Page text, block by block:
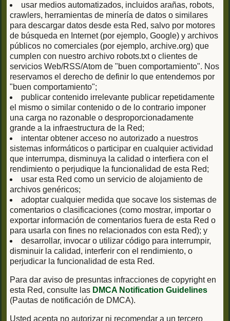
usar medios automatizados, incluidos arañas, robots,
crawlers, herramientas de minería de datos o similares
para descargar datos desde esta Red, salvo por motores
de búsqueda en Internet (por ejemplo, Google) y archivos
públicos no comerciales (por ejemplo, archive.org) que
cumplen con nuestro archivo robots.txt o clientes de
servicios Web/RSS/Atom de "buen comportamiento". Nos
reservamos el derecho de definir lo que entendemos por
"buen comportamiento";
publicar contenido irrelevante publicar repetidamente
el mismo o similar contenido o de lo contrario imponer
una carga no razonable o desproporcionadamente
grande a la infraestructura de la Red;
intentar obtener acceso no autorizado a nuestros
sistemas informáticos o participar en cualquier actividad
que interrumpa, disminuya la calidad o interfiera con el
rendimiento o perjudique la funcionalidad de esta Red;
usar esta Red como un servicio de alojamiento de
archivos genéricos;
adoptar cualquier medida que socave los sistemas de
comentarios o clasificaciones (como mostrar, importar o
exportar información de comentarios fuera de esta Red o
para usarla con fines no relacionados con esta Red); y
desarrollar, invocar o utilizar código para interrumpir,
disminuir la calidad, interferir con el rendimiento, o
perjudicar la funcionalidad de esta Red.
Para dar aviso de presuntas infracciones de copyright en
esta Red, consulte las DMCA Notification Guidelines
(Pautas de notificación de DMCA).
Usted acepta no autorizar ni recomendar a un tercero